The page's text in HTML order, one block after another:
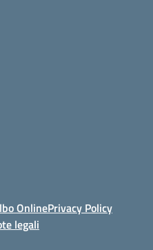
OnlinePrivacy Policy
legali